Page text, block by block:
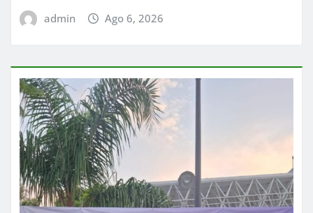
admin Ago 6, 2026